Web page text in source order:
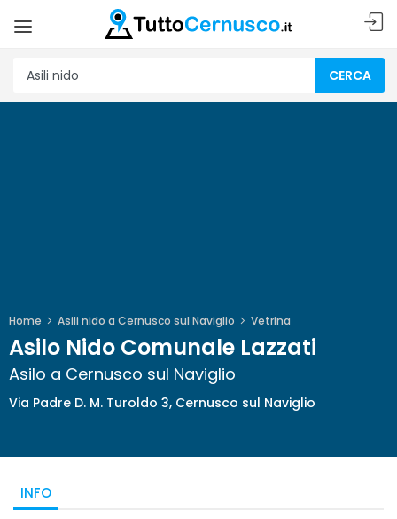
CERCA
Home Asili nido a Cernusco sul Naviglio Vetrina
Asilo Nido Comunale Lazzati
Asilo a Cernusco sul Naviglio
Via Padre D. M. Turoldo 3, Cernusco sul Naviglio
INFO